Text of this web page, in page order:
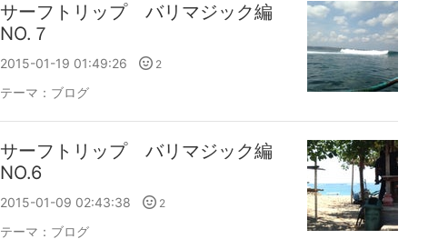
サーフトリップ バリマジック編
NO.７
2015-01-19 01:49:26 2
テーマ： ブログ
サーフトリップ バリマジック編
NO.6
2015-01-09 02:43:38 2
テーマ： ブログ